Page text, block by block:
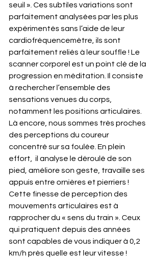
seuil ». Ces subtiles variations sont
parfaitement analysées par les plus
expérimentés sans l’aide de leur
cardiofréquencemètre, ils sont
parfaitement reliés à leur souffle ! Le
scanner corporel est un point clé de la
progression en méditation. Il consiste
à rechercher l’ensemble des
sensations venues du corps,
notamment les positions articulaires.
Là encore, nous sommes très proches
des perceptions du coureur
concentré sur sa foulée. En plein
effort,  il analyse le déroulé de son
pied, améliore son geste, travaille ses
appuis entre ornières et pierriers !
Cette finesse de perception des
mouvements articulaires est à
rapprocher du « sens du train ». Ceux
qui pratiquent depuis des années
sont capables de vous indiquer à 0,2
km/h près quelle est leur vitesse !